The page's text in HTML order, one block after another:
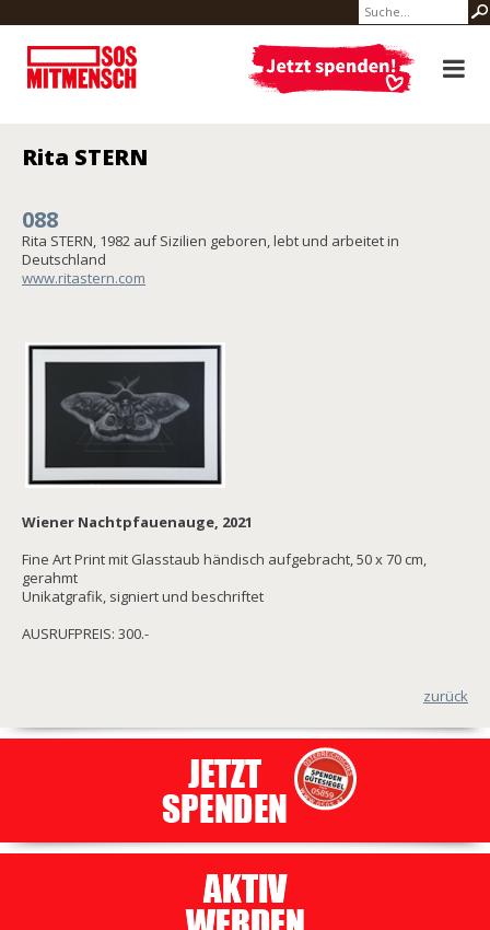
Rita STERN
088
Rita STERN, 1982 auf Sizilien geboren, lebt und arbeitet in
Deutschland
www.ritastern.com
Wiener Nachtpfauenauge, 2021
Fine Art Print mit Glasstaub händisch aufgebracht, 50 x 70 cm,
gerahmt
Unikatgrafik, signiert und beschriftet
AUSRUFPREIS: 300.-
zurück